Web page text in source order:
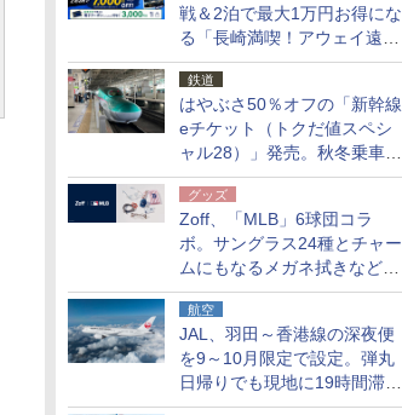
戦＆2泊で最大1万円お得にな
る「長崎満喫！アウェイ遠征
応援キャンペーン」
鉄道
はやぶさ50％オフの「新幹線
eチケット（トクだ値スペシ
ャル28）」発売。秋冬乗車
分、えきねっと限定
グッズ
Zoff、「MLB」6球団コラ
ボ。サングラス24種とチャー
ムにもなるメガネ拭きなど雑
貨24種
航空
JAL、羽田～香港線の深夜便
を9～10月限定で設定。弾丸
日帰りでも現地に19時間滞在
できる